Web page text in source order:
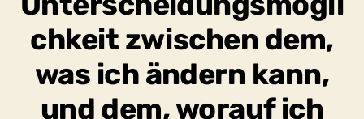
chkeit zwischen dem,
was ich ändern kann,
und dem, worauf ich